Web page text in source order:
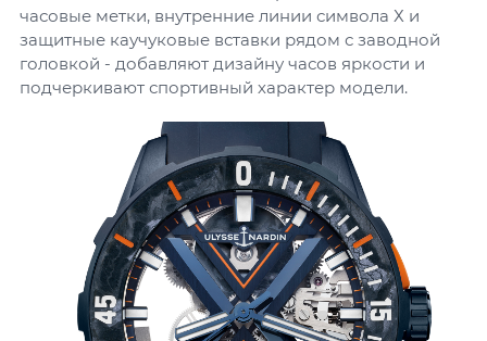
часовые метки, внутренние линии символа Х и
защитные каучуковые вставки рядом с заводной
головкой - добавляют дизайну часов яркости и
подчеркивают спортивный характер модели.